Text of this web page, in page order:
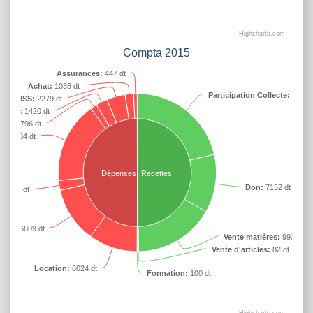
Highcharts.com
Compta 2015
Recettes
Dépenses
Participation Collecte:
Don: 7152 dt
Vente matières: 9937 dt
Vente d'articles: 82 dt
Formation: 100 dt
Location: 6024 dt
6809 dt
1200 dt
10004 dt
796 dt
Fuel: 1420 dt
CNSS: 2279 dt
Achat: 1038 dt
Assurances: 447 dt